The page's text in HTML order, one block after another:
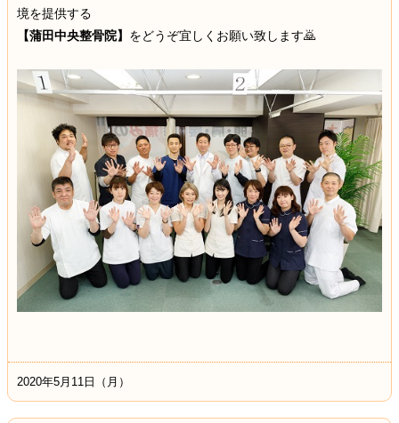
境を提供する
【蒲田中央整骨院】 をどうぞ宜しくお願い致します🙇
2020年5月11日（月）